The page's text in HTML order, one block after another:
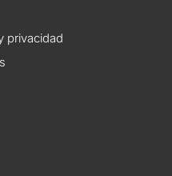
privacidad